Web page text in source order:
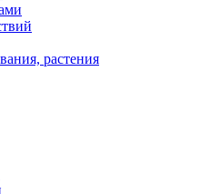
растения